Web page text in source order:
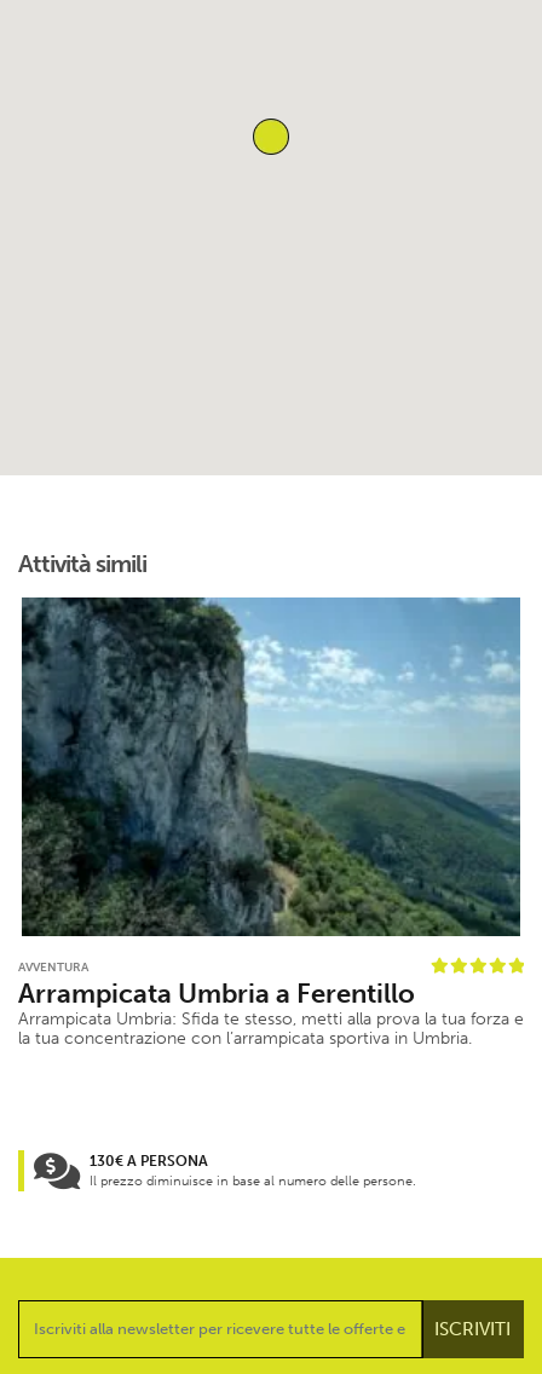
Attività simili
AVVENTURA
Arrampicata Umbria a Ferentillo
Arrampicata Umbria: Sfida te stesso, metti alla prova la tua forza e
la tua concentrazione con l’arrampicata sportiva in Umbria.
130€ A PERSONA
Il prezzo diminuisce in base al numero delle persone.